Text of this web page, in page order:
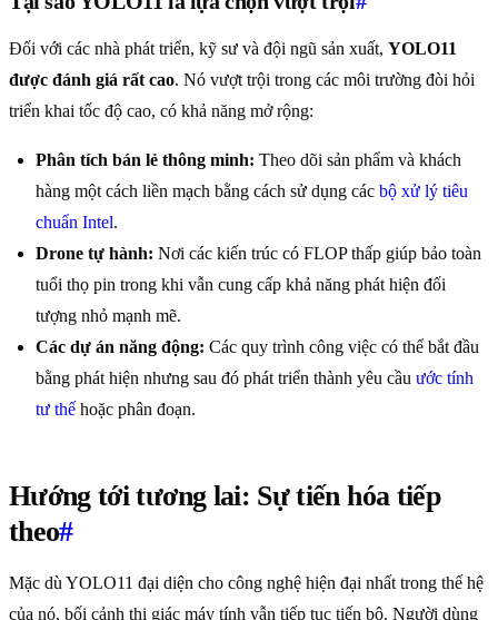
Đối với các nhà phát triển, kỹ sư và đội ngũ sản xuất, YOLO11
được đánh giá rất cao. Nó vượt trội trong các môi trường đòi hỏi
triển khai tốc độ cao, có khả năng mở rộng:
Phân tích bán lẻ thông minh: Theo dõi sản phẩm và khách
hàng một cách liền mạch bằng cách sử dụng các bộ xử lý tiêu
chuẩn Intel.
Drone tự hành: Nơi các kiến trúc có FLOP thấp giúp bảo toàn
tuổi thọ pin trong khi vẫn cung cấp khả năng phát hiện đối
tượng nhỏ mạnh mẽ.
Các dự án năng động: Các quy trình công việc có thể bắt đầu
bằng phát hiện nhưng sau đó phát triển thành yêu cầu ước tính
tư thế hoặc phân đoạn.
Hướng tới tương lai: Sự tiến hóa tiếp
theo#
Mặc dù YOLO11 đại diện cho công nghệ hiện đại nhất trong thế hệ
của nó, bối cảnh thị giác máy tính vẫn tiếp tục tiến bộ. Người dùng